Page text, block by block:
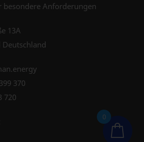
besondere Anforderungen
13A
Deutschland
370
720
0